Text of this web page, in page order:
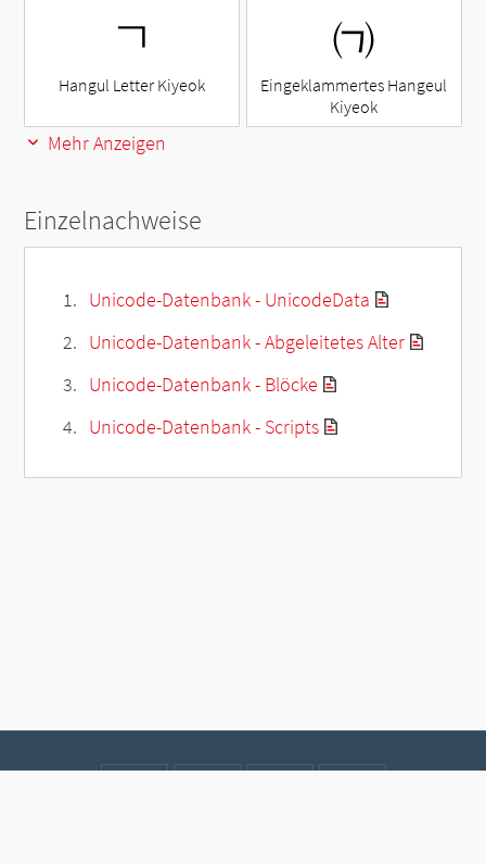
ㄱ
Hangul Letter Kiyeok
㈀
Eingeklammertes Hangeul
Kiyeok
Mehr Anzeigen
Einzelnachweise
Unicode-Datenbank - UnicodeData
Unicode-Datenbank - Abgeleitetes Alter
Unicode-Datenbank - Blöcke
Unicode-Datenbank - Scripts